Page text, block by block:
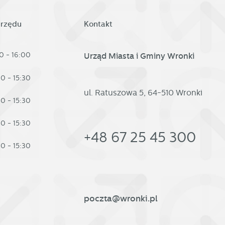
- 16:00
- 15:30
- 15:30
- 15:30
- 15:30
Kontakt
Urząd Miasta i Gminy Wronki
ul. Ratuszowa 5, 64-510 Wronki
+48 67 25 45 300
poczta@wronki.pl